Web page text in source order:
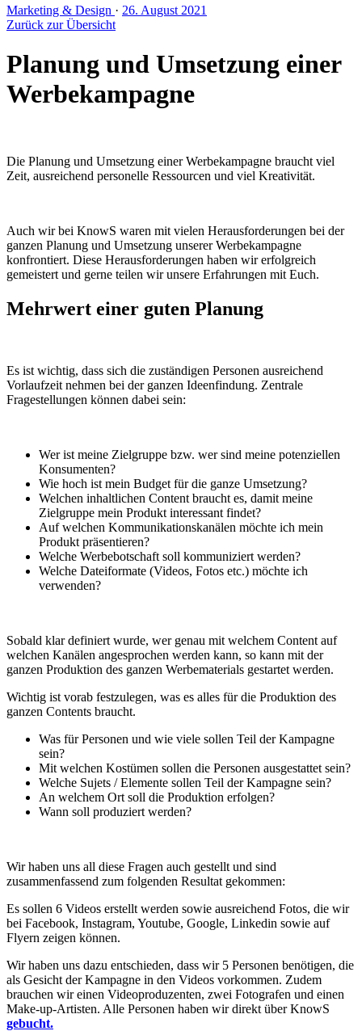
Marketing & Design · 26. August 2021
Zurück zur Übersicht
Planung und Umsetzung einer
Werbekampagne
Die Planung und Umsetzung einer Werbekampagne braucht viel
Zeit, ausreichend personelle Ressourcen und viel Kreativität.
Auch wir bei KnowS waren mit vielen Herausforderungen bei der
ganzen Planung und Umsetzung unserer Werbekampagne
konfrontiert. Diese Herausforderungen haben wir erfolgreich
gemeistert und gerne teilen wir unsere Erfahrungen mit Euch.
Mehrwert einer guten Planung
Es ist wichtig, dass sich die zuständigen Personen ausreichend
Vorlaufzeit nehmen bei der ganzen Ideenfindung. Zentrale
Fragestellungen können dabei sein:
Wer ist meine Zielgruppe bzw. wer sind meine potenziellen
Konsumenten?
Wie hoch ist mein Budget für die ganze Umsetzung?
Welchen inhaltlichen Content braucht es, damit meine
Zielgruppe mein Produkt interessant findet?
Auf welchen Kommunikationskanälen möchte ich mein
Produkt präsentieren?
Welche Werbebotschaft soll kommuniziert werden?
Welche Dateiformate (Videos, Fotos etc.) möchte ich
verwenden?
Sobald klar definiert wurde, wer genau mit welchem Content auf
welchen Kanälen angesprochen werden kann, so kann mit der
ganzen Produktion des ganzen Werbematerials gestartet werden.
Wichtig ist vorab festzulegen, was es alles für die Produktion des
ganzen Contents braucht.
Was für Personen und wie viele sollen Teil der Kampagne
sein?
Mit welchen Kostümen sollen die Personen ausgestattet sein?
Welche Sujets / Elemente sollen Teil der Kampagne sein?
An welchem Ort soll die Produktion erfolgen?
Wann soll produziert werden?
Wir haben uns all diese Fragen auch gestellt und sind
zusammenfassend zum folgenden Resultat gekommen:
Es sollen 6 Videos erstellt werden sowie ausreichend Fotos, die wir
bei Facebook, Instagram, Youtube, Google, Linkedin sowie auf
Flyern zeigen können.
Wir haben uns dazu entschieden, dass wir 5 Personen benötigen, die
als Gesicht der Kampagne in den Videos vorkommen. Zudem
brauchen wir einen Videoproduzenten, zwei Fotografen und einen
Make-up-Artisten. Alle Personen haben wir direkt über KnowS
gebucht.